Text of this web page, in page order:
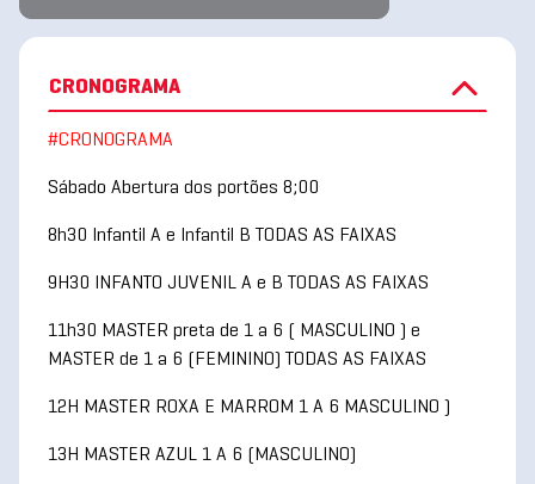
CRONOGRAMA
#CRONOGRAMA
Sábado Abertura dos portões 8;00
8h30 Infantil A e Infantil B TODAS AS FAIXAS
9H30 INFANTO JUVENIL A e B TODAS AS FAIXAS
11h30 MASTER preta de 1 a 6 ( MASCULINO ) e
MASTER de 1 a 6 (FEMININO) TODAS AS FAIXAS
12H MASTER ROXA E MARROM 1 A 6 MASCULINO )
13H MASTER AZUL 1 A 6 (MASCULINO)